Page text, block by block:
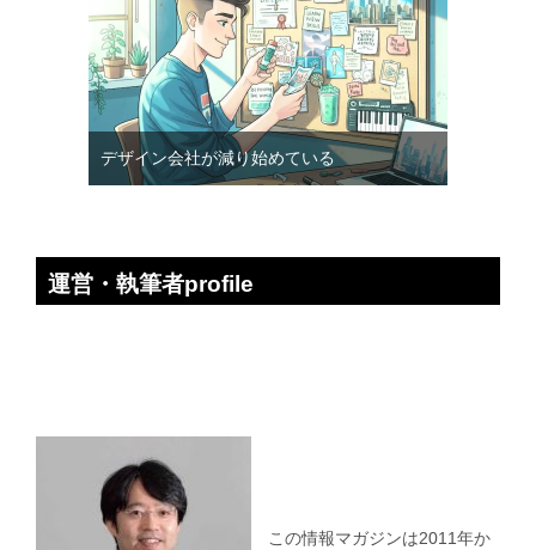
デザイン会社が減り始めている
運営・執筆者profile
この情報マガジンは2011年か